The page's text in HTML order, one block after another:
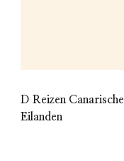
D Reizen Canarische
Eilanden